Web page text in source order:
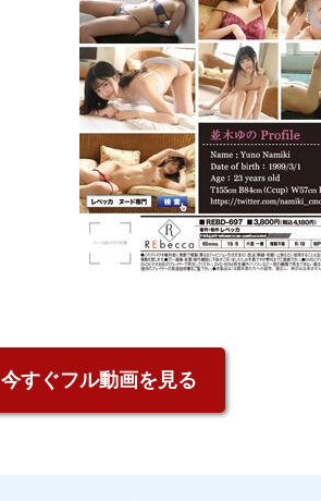
今すぐフル動画を見る